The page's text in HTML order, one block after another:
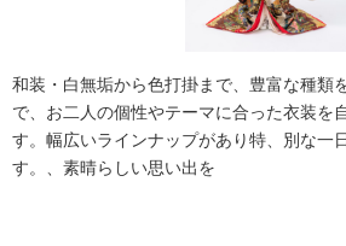
和装・白無垢から色打掛まで、豊富な種類
で、お二人の個性やテーマに合った衣装を
す。幅広いラインナップがあり特、別な一
す。、素晴らしい思い出を